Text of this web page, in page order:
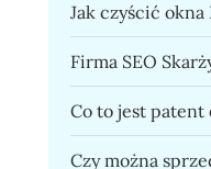
Jak czyścić okna
Firma SEO
Co to jest patent
Czy można